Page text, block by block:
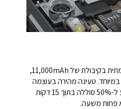
הטלפון מצויד בסוללה עוצמתית בקיבולת של 11,000mAh,
טעינה מהירה בעוצמה
של 120W מאפשרת להגיע ל-50% סוללה בתוך 15 דקות
פחות משעה.